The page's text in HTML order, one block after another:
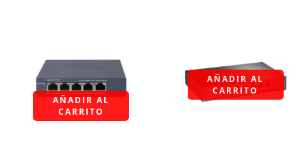
AÑADIR AL
CARRITO
AÑADIR AL
CARRITO